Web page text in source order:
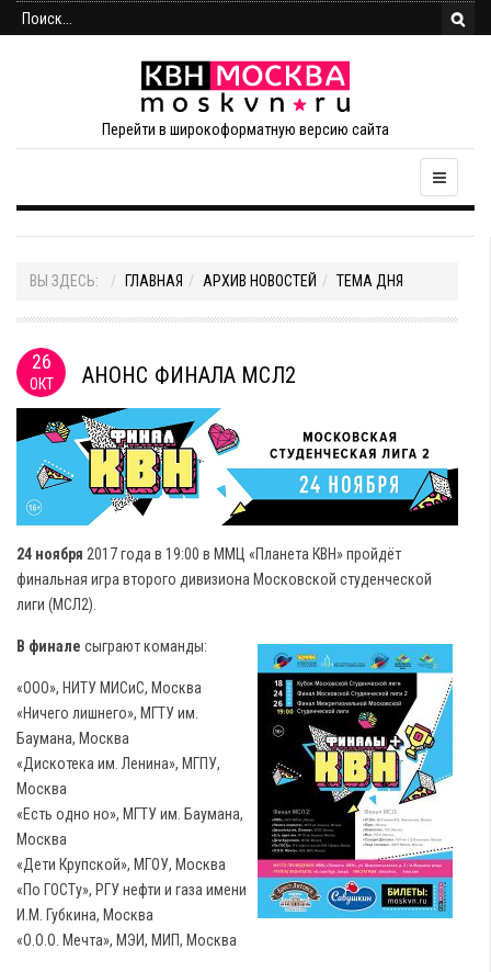
Перейти в широкоформатную версию сайта
ВЫ ЗДЕСЬ: ГЛАВНАЯ АРХИВ НОВОСТЕЙ ТЕМА ДНЯ
26
ОКТ АНОНС ФИНАЛА МСЛ2
24 ноября 2017 года в 19:00 в ММЦ «Планета КВН» пройдёт
финальная игра второго дивизиона Московской студенческой
лиги (МСЛ2).
В финале сыграют команды:
«ООО», НИТУ МИСиС, Москва
«Ничего лишнего», МГТУ им.
Баумана, Москва
«Дискотека им. Ленина», МГПУ,
Москва
«Есть одно но», МГТУ им. Баумана,
Москва
«Дети Крупской», МГОУ, Москва
«По ГОСТу», РГУ нефти и газа имени
И.М. Губкина, Москва
«О.О.О. Мечта», МЭИ, МИП, Москва